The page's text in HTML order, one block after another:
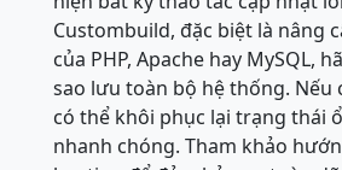
Custombuild, đặc biệt là nâng
của PHP, Apache hay MySQL,
sao lưu toàn bộ hệ thống. Nếu
có thể khôi phục lại trạng thái
nhanh chóng. Tham khảo